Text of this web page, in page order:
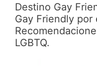
Destino Gay
Gay Friendly por
LGBTQ.